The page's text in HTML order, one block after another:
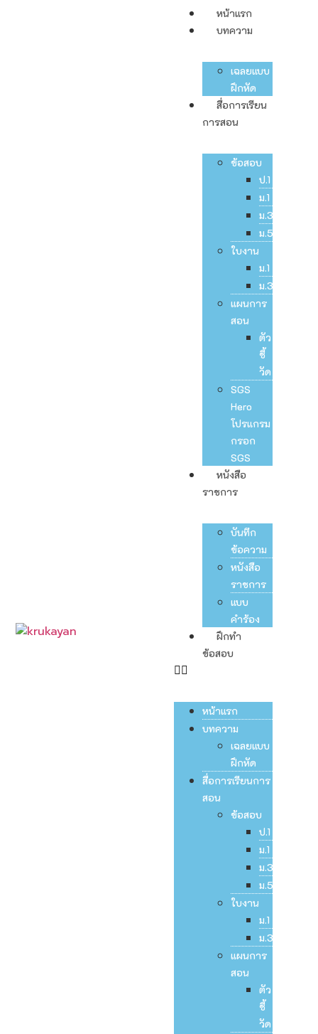
หน้าแรก
บทความ
เฉลยแบบ
ฝึกหัด
สื่อการเรียน
การสอน
ข้อสอบ
ป.1
ม.1
ม.3
ม.5
ใบงาน
ม.1
ม.3
แผนการ
สอน
ตัว
ชี้
วัด
SGS
Hero
โปรแกรม
กรอก
SGS
หนังสือ
ราชการ
บันทึก
ข้อความ
หนังสือ
ราชการ
แบบ
คำร้อง
ฝึกทำ
ข้อสอบ
หน้าแรก
บทความ
เฉลยแบบ
ฝึกหัด
สื่อการเรียนการ
สอน
ข้อสอบ
ป.1
ม.1
ม.3
ม.5
ใบงาน
ม.1
ม.3
แผนการ
สอน
ตัว
ชี้
วัด